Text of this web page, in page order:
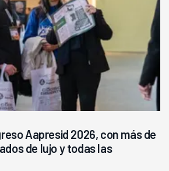
Aapresid 2026, con más de
de lujo y todas las